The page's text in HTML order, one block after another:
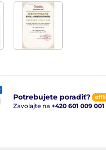
Potrebujete poradiť?
Zavolajte na +420 601 009 001